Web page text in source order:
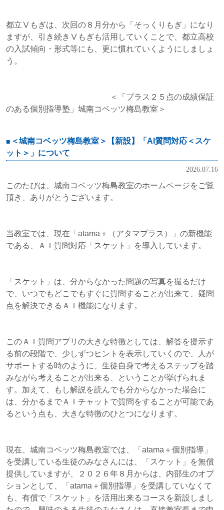
都立Ⅴもぎは、次回の８月分から「そっくりもぎ」になり
ますが、引き続きⅤもぎも活用していくことで、都立高校
の入試傾向・形式等にも、更に慣れていくようにしましょ
う。
＜「プラス２５点の成績保証
のある個別指導塾」城南コベッツ梅島教室＞
＜城南コベッツ梅島教室＞【新設】「AI質問対応＜スケ
ット＞」について
2026.07.16
このたびは、城南コベッツ梅島教室のホームページをご覧
頂き、ありがとうございます。
当教室では、現在「atama＋（アタマプラス）」の新機能
である、ＡＩ質問対応「スケット」を導入しています。
「スケット」は、分からなかった問題の写真を撮るだけ
で、いつでもどこでもすぐに質問することが出来て、疑問
点を解決できるＡＩ機能になります。
このＡＩ質問アプリの大きな特徴としては、解答を提示す
る前の段階で、少しずつヒントを表示していくので、人が
サポートする時のように、生徒自身で考えるステップを踏
みながら考えることが出来る、ということが挙げられま
す。加えて、もし解説を読んでも分からなかった場合に
は、分かるまでＡＩチャットで質問をすることが可能であ
るという点も、大きな特徴のひとつになります。
現在、城南コベッツ梅島教室では、「atama＋個別指導」
を受講している生徒のみなさんには、「スケット」を無償
提供していますが、２０２６年８月からは、内部生のオプ
ションとして、「atama＋個別指導」を受講していなくて
も、有償で「スケット」を活用出来るコースを新設しまし